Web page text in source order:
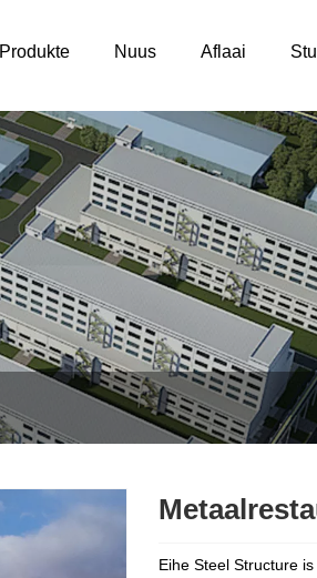
Produkte Nuus Aflaai
Eihe Steel Structure